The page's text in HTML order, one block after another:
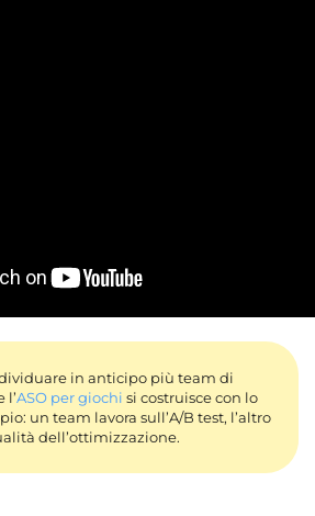
in anticipo più team di
l’ASO per giochi si costruisce con lo
un team lavora sull’A/B test, l’altro
dell’ottimizzazione.